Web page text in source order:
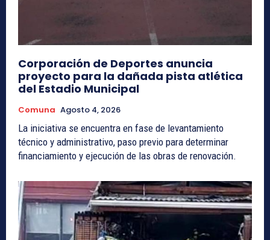
Corporación de Deportes anuncia
proyecto para la dañada pista atlética
del Estadio Municipal
Comuna Agosto 4, 2026
La iniciativa se encuentra en fase de levantamiento
técnico y administrativo, paso previo para determinar
financiamiento y ejecución de las obras de renovación.